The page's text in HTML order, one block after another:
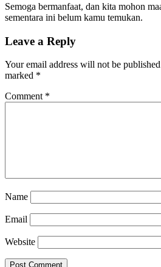
Semoga bermanfaat, dan kita mohon
sementara ini belum kamu temukan.
Leave a Reply
Your email address will not be
marked *
Comment *
Name
Email
Website